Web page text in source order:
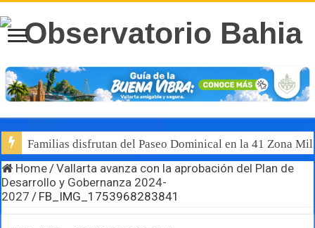
Familias disfrutan del Paseo Dominical en la 41 Zona
Home/Vallarta avanza con la aprobación del Plan de
Desarrollo y Gobernanza 2024-
2027 / FB_IMG_1753968283841